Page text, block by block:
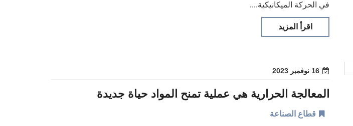
في الحركة الميكانيكية....
اقرأ المزيد
16 نوفمبر 2023
المعالجة الحرارية هي عملية تمنح المواد حياة جديدة
قطاع الصناعة